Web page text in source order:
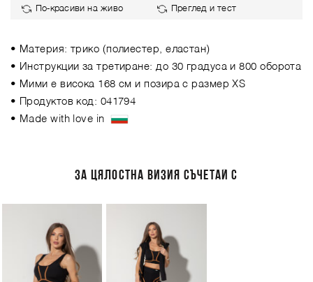
По-красиви на живо
Преглед и тест
• Материя: трико (полиестер, еластан)
• Инструкции за третиране: до 30 градуса и 800 оборота
• Мими е висока 168 см и позира с размер XS
• Продуктов код: 041794
• Made with love in
ЗА ЦЯЛОСТНА ВИЗИЯ СЪЧЕТАЙ С